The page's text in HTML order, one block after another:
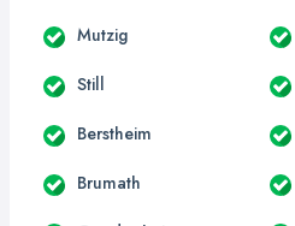
Mutzig
Still
Berstheim
Brumath